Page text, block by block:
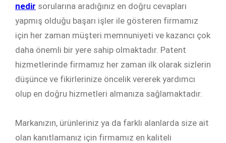
nedir sorularına aradığınız en doğru cevapları
yapmış olduğu başarı işler ile gösteren firmamız
için her zaman müşteri memnuniyeti ve kazancı çok
daha önemli bir yere sahip olmaktadır. Patent
hizmetlerinde firmamız her zaman ilk olarak sizlerin
düşünce ve fikirlerinize öncelik vererek yardımcı
olup en doğru hizmetleri almanıza sağlamaktadır.
Markanızın, ürünleriniz ya da farklı alanlarda size ait
olan kanıtlamanız için firmamız en kaliteli